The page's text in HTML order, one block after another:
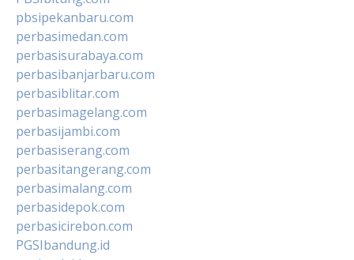
pbsipekanbaru.com
perbasimedan.com
perbasisurabaya.com
perbasibanjarbaru.com
perbasiblitar.com
perbasimagelang.com
perbasijambi.com
perbasiserang.com
perbasitangerang.com
perbasimalang.com
perbasidepok.com
perbasicirebon.com
PGSIbandung.id